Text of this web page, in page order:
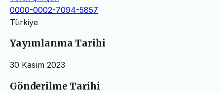
0000-0002-7094-5857
Türkiye
Yayımlanma Tarihi
30 Kasım 2023
Gönderilme Tarihi